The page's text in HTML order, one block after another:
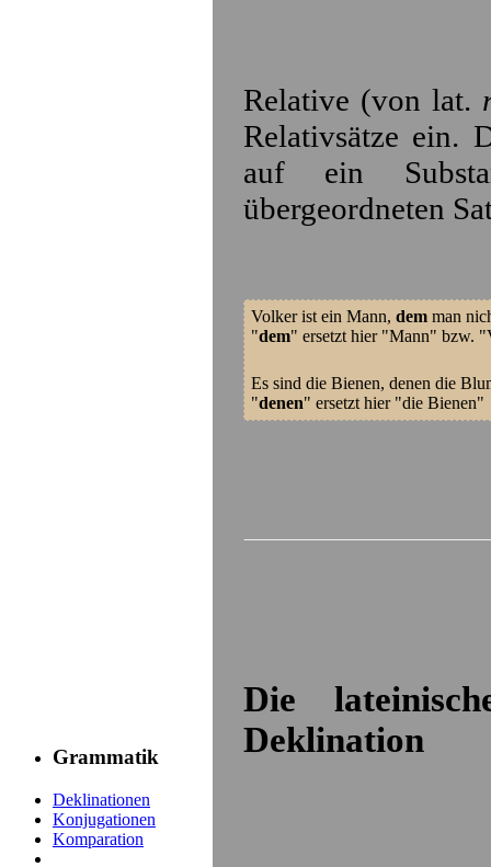
Grammatik
Deklinationen
Konjugationen
Komparation
Relative (von lat.
Relativsätze ein.
auf ein
übergeordneten
Volker ist ein Mann, dem man
"dem" ersetzt hier "Mann" bzw.
Es sind die Bienen, denen die
"denen" ersetzt hier "die Bienen"
Die
Deklination